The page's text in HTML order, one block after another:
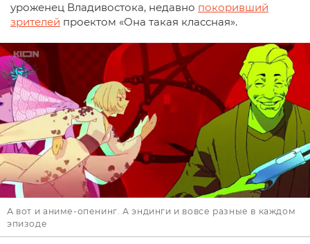
уроженец Владивостока, недавно покоривший
зрителей проектом «Она такая классная».
А вот и аниме-опенинг. А эндинги и вовсе разные в каждом
эпизоде